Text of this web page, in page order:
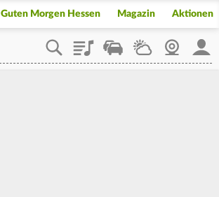
Guten Morgen Hessen Magazin Aktionen
PlaylistStaupilotWetterWebcam